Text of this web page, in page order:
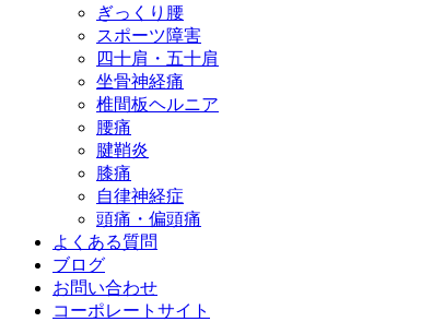
ぎっくり腰
スポーツ障害
四十肩・五十肩
坐骨神経痛
椎間板ヘルニア
腰痛
腱鞘炎
膝痛
自律神経症
頭痛・偏頭痛
よくある質問
ブログ
お問い合わせ
コーポレートサイト